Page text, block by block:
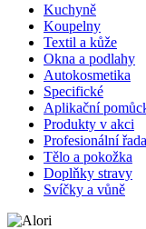
Kuchyně
Koupelny
Textil a kůže
Okna a podlahy
Autokosmetika
Specifické
Aplikační
Produkty v akci
Profesionální
Tělo a pokožka
Doplňky stravy
Svíčky a vůně